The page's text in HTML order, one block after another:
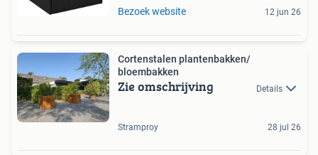
Bezoek website 12 jun 26
Cortenstalen plantenbakken/
bloembakken
Zie omschrijving Details
Stramproy 28 jul 26